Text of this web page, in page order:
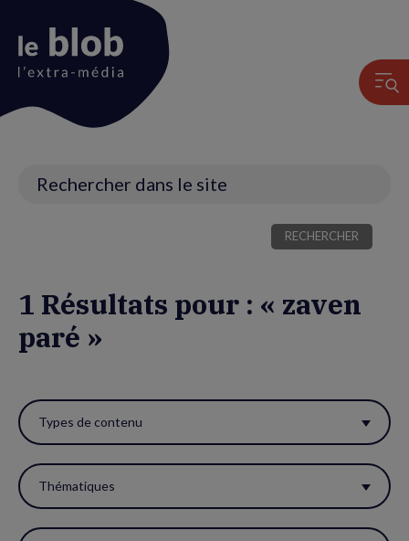
1 Résultats pour : « zaven
paré »
ces
filtres
pour
réactualiser
la
Types de contenu
Thématiques